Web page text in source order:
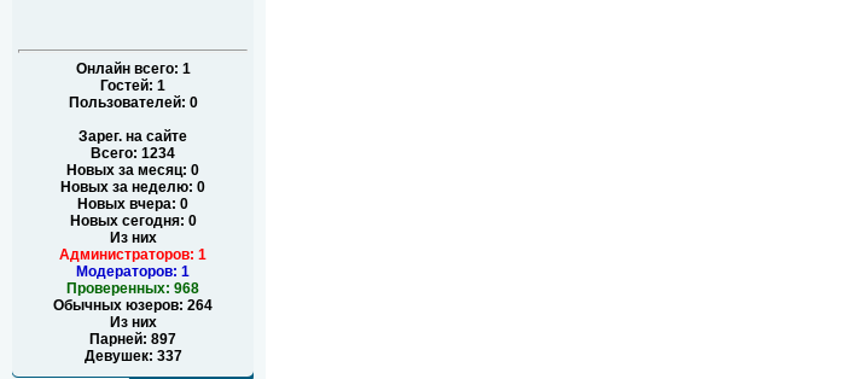
Онлайн всего: 1
Гостей: 1
Пользователей: 0
Зарег. на сайте
Всего: 1234
Новых за месяц: 0
Новых за неделю: 0
Новых вчера: 0
Новых сегодня: 0
Из них
Администраторов: 1
Модераторов: 1
Проверенных: 968
Обычных юзеров: 264
Из них
Парней: 897
Девушек: 337